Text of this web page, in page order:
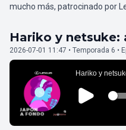
mucho más, patrocinado por
Hariko y netsuke:
2026-07-01 11:47 • Temporada 6 •